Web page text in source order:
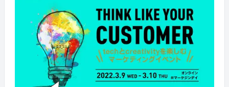
からも、エン・ジャパンのデジタルマーケティングに
ご注目ください！ &nbsp; &nbsp; &nbsp; プロモーション
部の仕事が気になった方は下記よりアクセスくださ
い。 &nbsp; &nbsp; マーケティング戦略立案インターン
シップ『edge』はこちらをクリック！ 新卒採用サイト
はこちらをクリック！ 中途採用サイトはこちらをクリ
ック！